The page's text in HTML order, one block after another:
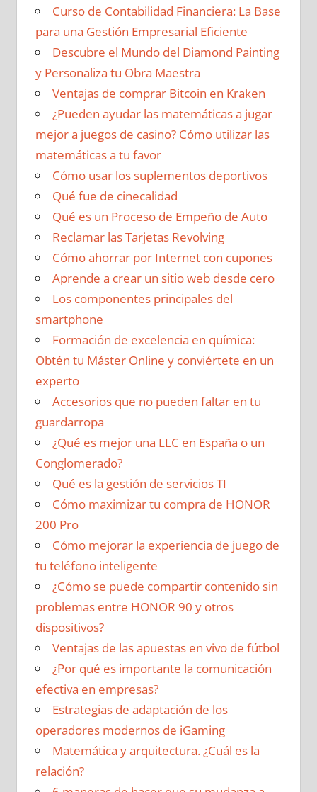
Curso de Contabilidad Financiera: La Base
para una Gestión Empresarial Eficiente
Descubre el Mundo del Diamond Painting
y Personaliza tu Obra Maestra
Ventajas de comprar Bitcoin en Kraken
¿Pueden ayudar las matemáticas a jugar
mejor a juegos de casino? Cómo utilizar las
matemáticas a tu favor
Cómo usar los suplementos deportivos
Qué fue de cinecalidad
Qué es un Proceso de Empeño de Auto
Reclamar las Tarjetas Revolving
Cómo ahorrar por Internet con cupones
Aprende a crear un sitio web desde cero
Los componentes principales del
smartphone
Formación de excelencia en química:
Obtén tu Máster Online y conviértete en un
experto
Accesorios que no pueden faltar en tu
guardarropa
¿Qué es mejor una LLC en España o un
Conglomerado?
Qué es la gestión de servicios TI
Cómo maximizar tu compra de HONOR
200 Pro
Cómo mejorar la experiencia de juego de
tu teléfono inteligente
¿Cómo se puede compartir contenido sin
problemas entre HONOR 90 y otros
dispositivos?
Ventajas de las apuestas en vivo de fútbol
¿Por qué es importante la comunicación
efectiva en empresas?
Estrategias de adaptación de los
operadores modernos de iGaming
Matemática y arquitectura. ¿Cuál es la
relación?